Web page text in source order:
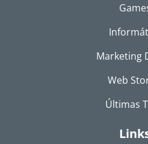
Marketing
Web
Últimas